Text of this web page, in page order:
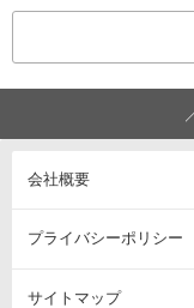
会社概要
プライバシーポリシー
サイトマップ